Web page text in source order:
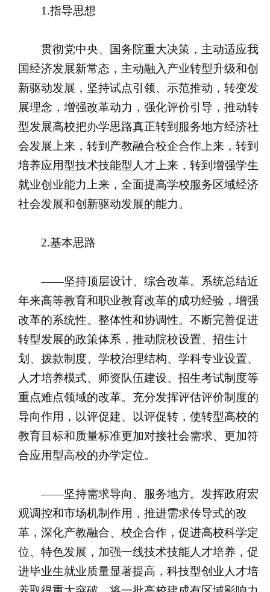
1.指导思想
贯彻党中央、国务院重大决策，主动适应我
国经济发展新常态，主动融入产业转型升级和创
新驱动发展，坚持试点引领、示范推动，转变发
展理念，增强改革动力，强化评价引导，推动转
型发展高校把办学思路真正转到服务地方经济社
会发展上来，转到产教融合校企合作上来，转到
培养应用型技术技能型人才上来，转到增强学生
就业创业能力上来，全面提高学校服务区域经济
社会发展和创新驱动发展的能力。
2.基本思路
——坚持顶层设计、综合改革。系统总结近
年来高等教育和职业教育改革的成功经验，增强
改革的系统性、整体性和协调性。不断完善促进
转型发展的政策体系，推动院校设置、招生计
划、拨款制度、学校治理结构、学科专业设置、
人才培养模式、师资队伍建设、招生考试制度等
重点难点领域的改革。充分发挥评估评价制度的
导向作用，以评促建、以评促转，使转型高校的
教育目标和质量标准更加对接社会需求、更加符
合应用型高校的办学定位。
——坚持需求导向、服务地方。发挥政府宏
观调控和市场机制作用，推进需求传导式的改
革，深化产教融合、校企合作，促进高校科学定
位、特色发展，加强一线技术技能人才培养，促
进毕业生就业质量显著提高，科技型创业人才培